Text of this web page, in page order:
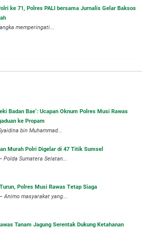
ke 71, Polres PALI bersama Jurnalis Gelar Baksos
memperingati...
Badan Bae’: Ucapan Oknum Polres Musi Rawas
ke Propam
bin Muhammad...
Murah Polri Digelar di 47 Titik Sumsel
Polda Sumatera Selatan...
Polres Musi Rawas Tetap Siaga
Animo masyarakat yang...
Tanam Jagung Serentak Dukung Ketahanan